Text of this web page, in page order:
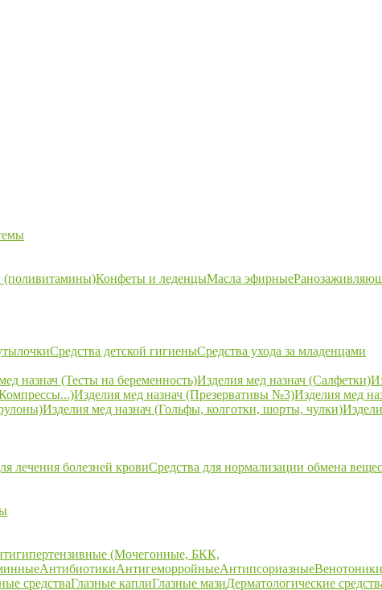
Конфеты и леденцыМасла эфирные
Средства детской гигиеныСредства ухода за младенцами
назнач (Тесты на беременность)Изделия мед назнач (Салфетки)
Изделия мед назнач (Презервативы №3)Изделия мед
Изделия мед назнач (Гольфы, колготки, шорты, чулки)
лечения болезней кровиСредства для нормализации обмена
(Мочегонные, БКК,
АнтибиотикиАнтигеморройныеАнтипсориазныеВенотоники
средстваГлазные каплиГлазные мазиДерматологические